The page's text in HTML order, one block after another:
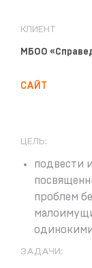
КЛИЕНТ
МБОО
САЙТ
ЦЕЛЬ:
подвести
проблем
ЗАДАЧИ: